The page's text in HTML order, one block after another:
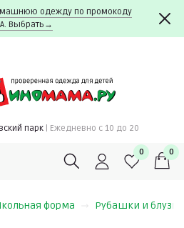
одежду по промокоду
Выбрать→
парк | Ежедневно c 10 до 20
0 0
форма Рубашки и